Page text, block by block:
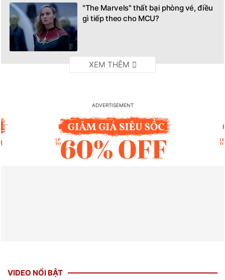
"The Marvels" thất bại phòng vé, điều
gì tiếp theo cho MCU?
VIDEO NỔI BẬT